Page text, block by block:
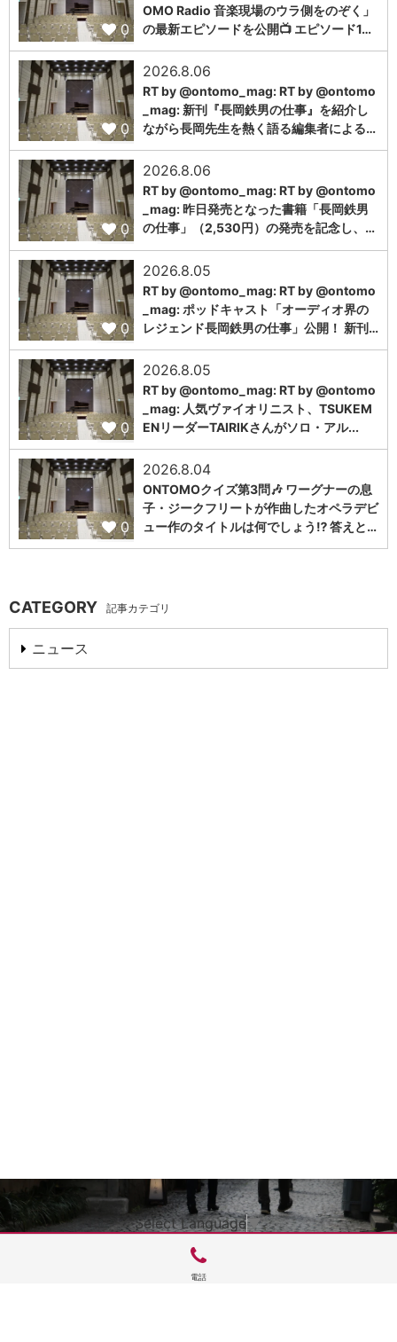
0
OMO Radio 音楽現場のウラ側をのぞく」
の最新エピソードを公開📺 エピソード1…
0
2026.8.06
RT by @ontomo_mag: RT by @ontomo
_mag: 新刊『長岡鉄男の仕事』を紹介し
ながら長岡先生を熱く語る編集者による…
0
2026.8.06
RT by @ontomo_mag: RT by @ontomo
_mag: 昨日発売となった書籍「長岡鉄男
の仕事」（2,530円）の発売を記念し、…
0
2026.8.05
RT by @ontomo_mag: RT by @ontomo
_mag: ポッドキャスト「オーディオ界の
レジェンド長岡鉄男の仕事」公開！ 新刊…
0
2026.8.05
RT by @ontomo_mag: RT by @ontomo
_mag: 人気ヴァイオリニスト、TSUKEM
ENリーダーTAIRIKさんがソロ・アル...
0
2026.8.04
ONTOMOクイズ第3問🎶 ワーグナーの息
子・ジークフリートが作曲したオペラデビ
ュー作のタイトルは何でしょう⁉️ 答えと…
CATEGORY 記事カテゴリ
ニュース
Select Language▼
電話